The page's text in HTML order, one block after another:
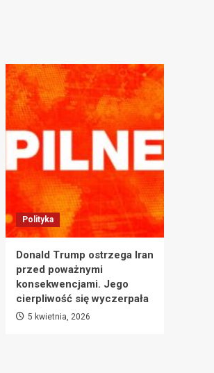
Polityka
Donald Trump ostrzega Iran
przed poważnymi
konsekwencjami. Jego
cierpliwość się wyczerpała
5 kwietnia, 2026